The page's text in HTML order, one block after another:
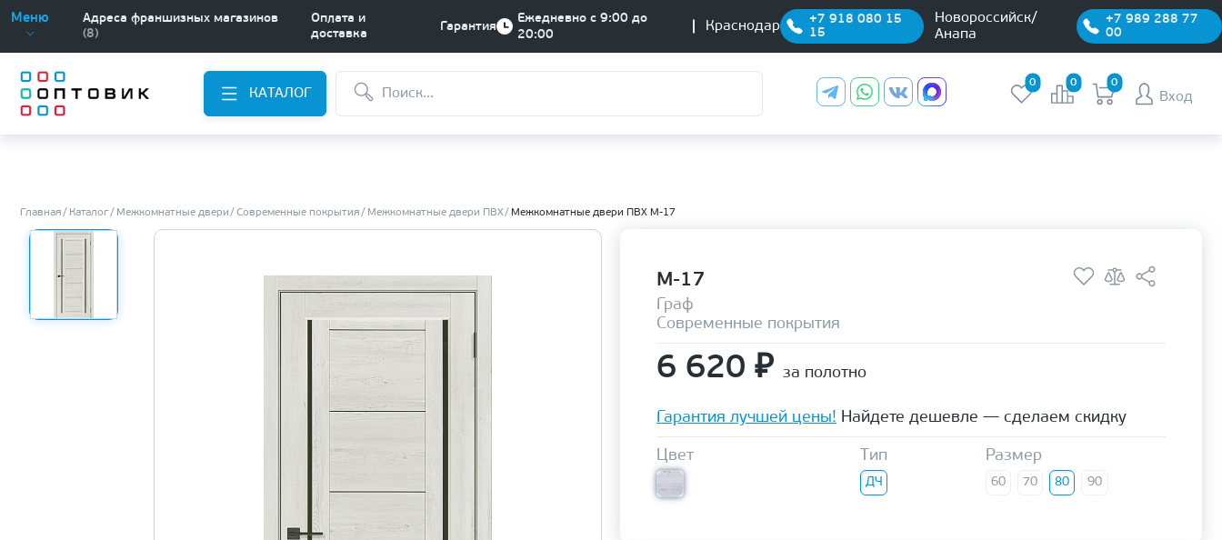
Меню
Адреса франшизных магазинов
(8)
Оплата и
доставка
Гарантия
Ежедневно с 9:00 до
20:00
Краснодар
+7 918 080 15
15
Новороссийск/
Анапа
+7 989 288 77
00
КАТАЛОГ
0 0 0
Вход
Главная Каталог Межкомнатные двери Современные покрытия Межкомнатные двери ПВХ Межкомнатные двери ПВХ М-17
М-17
Граф
Современные покрытия
6 620 ₽ за полотно
Гарантия лучшей цены! Найдете дешевле — сделаем скидку
Цвет Тип
ДЧ
Размер
60 70 80 90